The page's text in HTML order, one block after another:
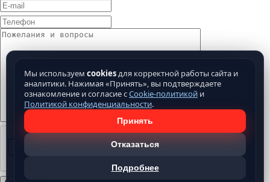
Мы используем cookiesдля корректной работы сайта и
аналитики. Нажимая «Принять», вы подтверждаете
ознакомление и согласие сCookie-политикой и
Политикой конфиденциальности.
Принять
Отказаться
Подробнее